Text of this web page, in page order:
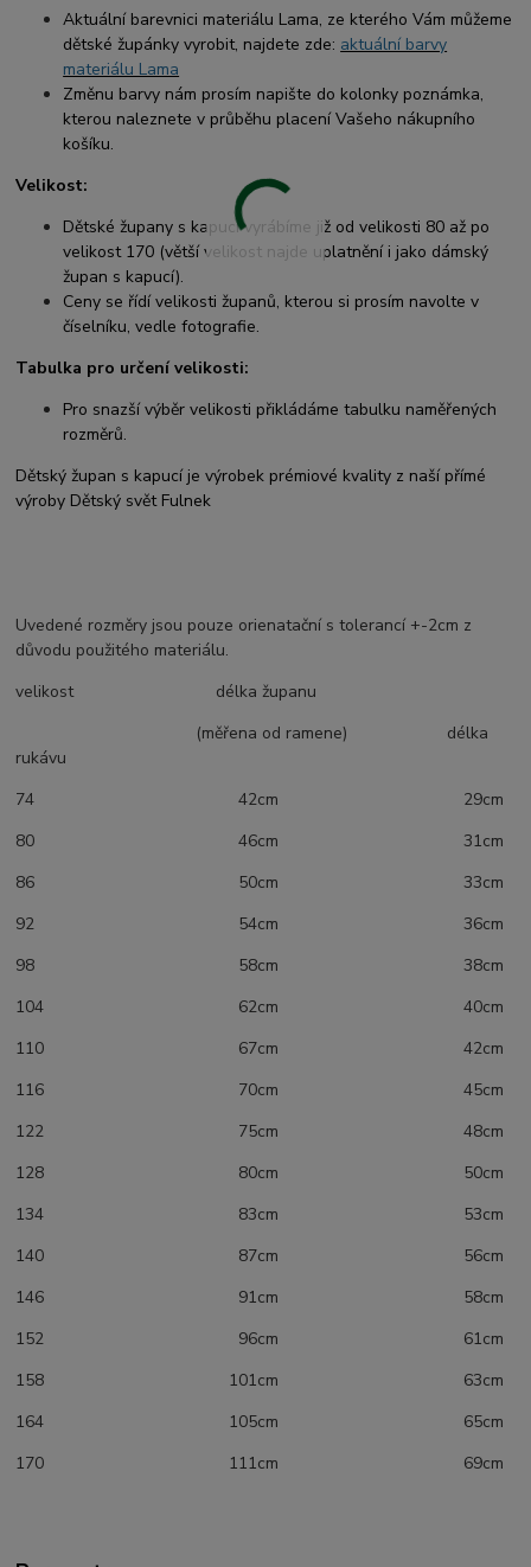
Aktuální barevnici materiálu Lama, ze kterého Vám můžeme
dětské župánky vyrobit, najdete zde: aktuální barvy
materiálu Lama
Změnu barvy nám prosím napište do kolonky poznámka,
kterou naleznete v průběhu placení Vašeho nákupního
košíku.
Velikost:
Dětské župany s kapucí vyrábíme již od velikosti 80 až po
velikost 170 (větší velikost najde uplatnění i jako dámský
župan s kapucí).
Ceny se řídí velikosti županů, kterou si prosím navolte v
číselníku, vedle fotografie.
Tabulka pro určení velikosti:
Pro snazší výběr velikosti přikládáme tabulku naměřených
rozměrů.
Dětský župan s kapucí je výrobek prémiové kvality z naší přímé
výroby Dětský svět Fulnek
Uvedené rozměry jsou pouze orienatační s tolerancí +-2cm z
důvodu použitého materiálu.
velikost délka županu
(měřena od ramene) délka
rukávu
74 42cm 29cm
80 46cm 31cm
86 50cm 33cm
92 54cm 36cm
98 58cm 38cm
104 62cm 40cm
110 67cm 42cm
116 70cm 45cm
122 75cm 48cm
128 80cm 50cm
134 83cm 53cm
140 87cm 56cm
146 91cm 58cm
152 96cm 61cm
158 101cm 63cm
164 105cm 65cm
170 111cm 69cm